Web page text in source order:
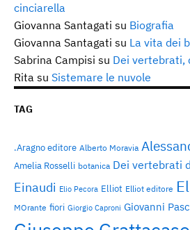
cinciarella
Giovanna Santagati su Biografia
Giovanna Santagati su La vita dei
Sabrina Campisi su Dei vertebrati,
Rita su Sistemare le nuvole
TAG
.Aragno editore Alberto Moravia
Amelia Rosselli botanica Dei vertebrati
Einaudi Elio Pecora Elliot Elliot editore
MOrante fiori Giorgio Caproni Giovanni